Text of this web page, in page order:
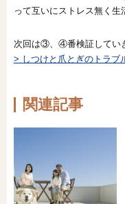
って互いにストレス無く生
次回は③、④番検証してい
> しつけと爪とぎのトラブ
関連記事